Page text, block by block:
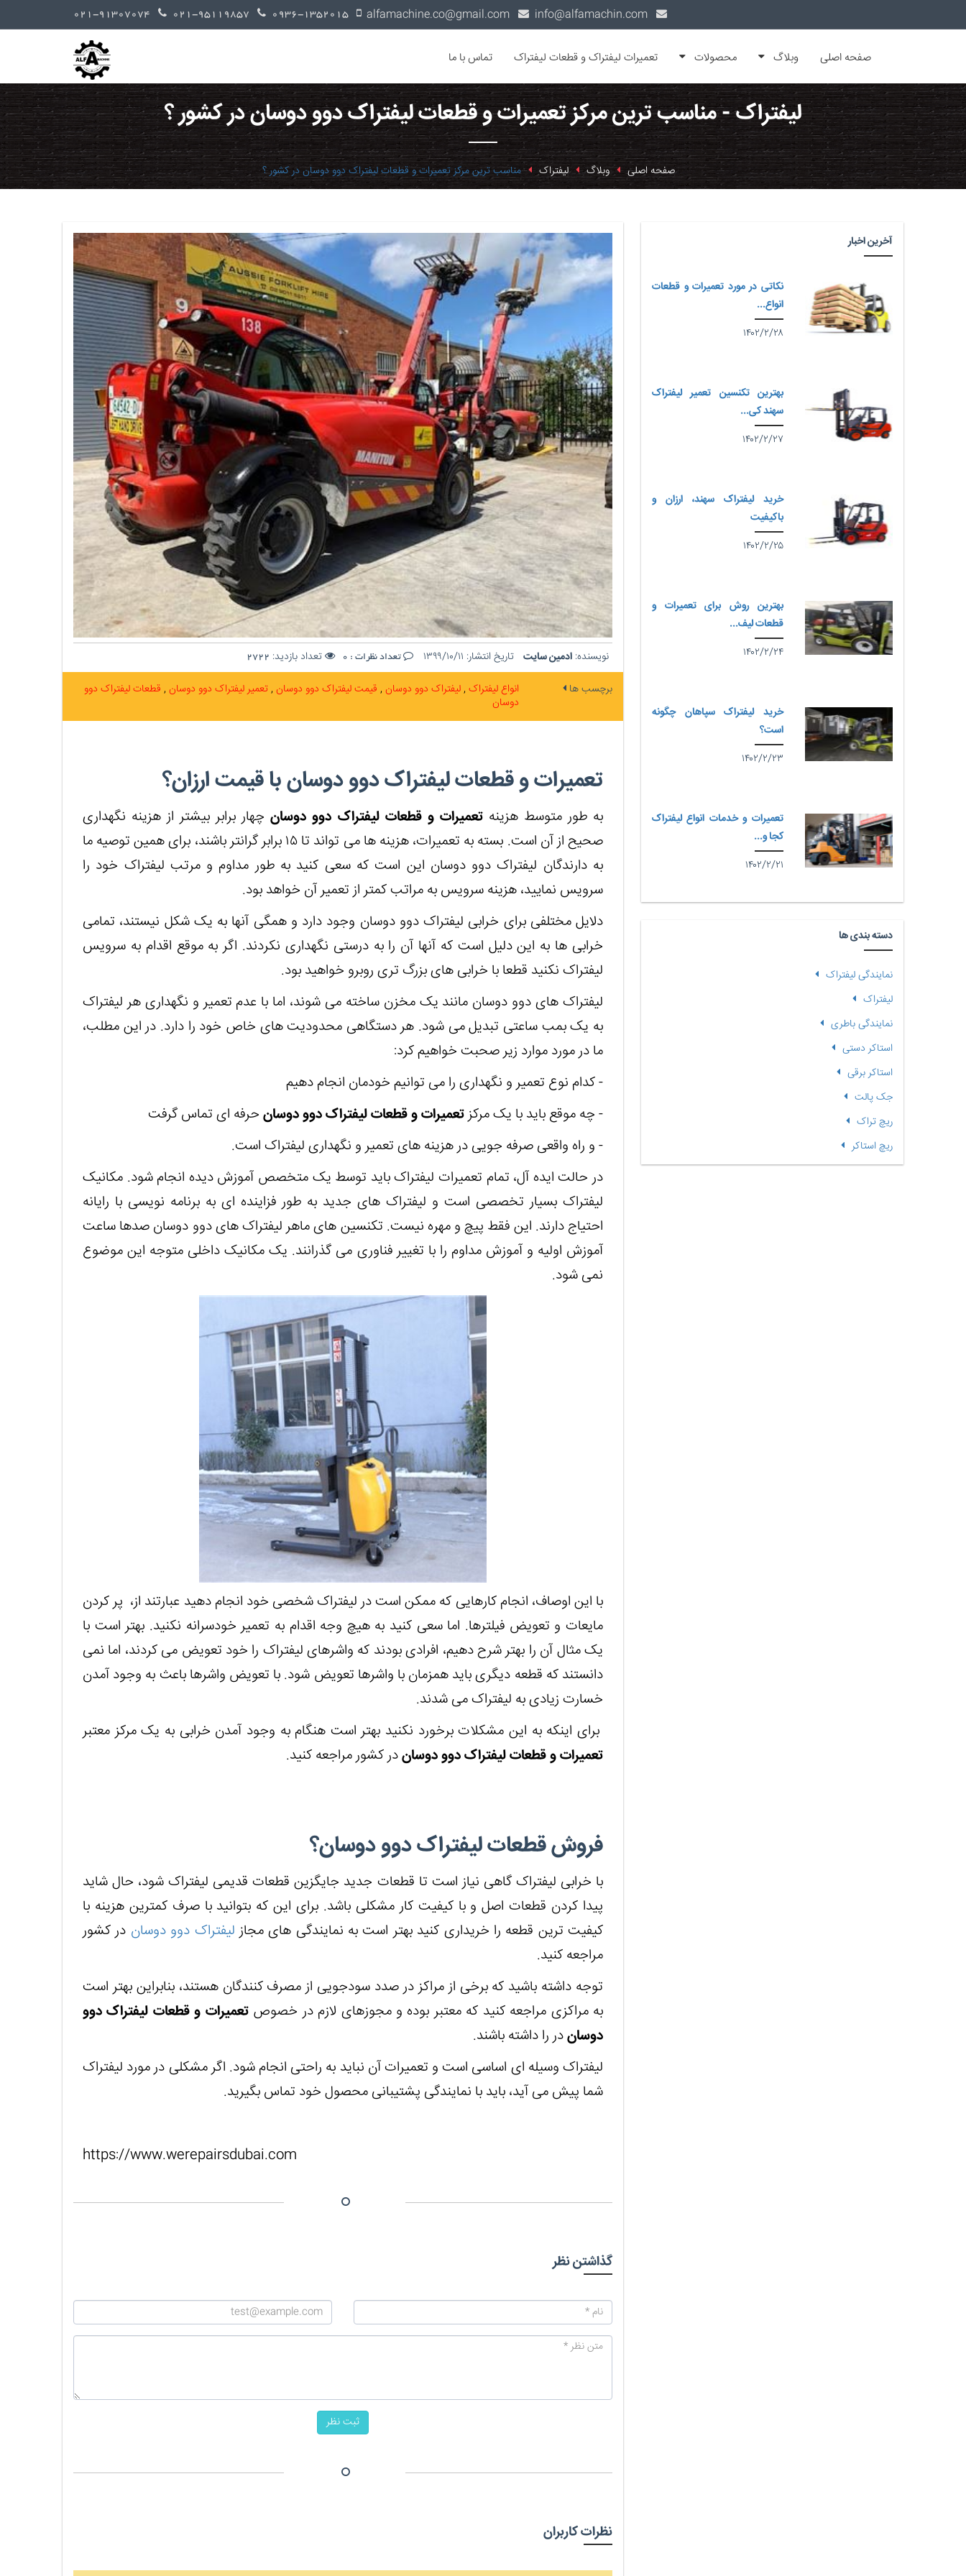
صفحه اصلی وبلاگ محصولات تعمیرات لیفتراک و قطعات لیفتراک تماس با ما
لیفتراک - مناسب ترین مرکز تعمیرات و قطعات لیفتراک دوو دوسان در کشور ؟
صفحه اصلی وبلاگ لیفتراک مناسب ترین مرکز تعمیرات و قطعات لیفتراک دوو دوسان در کشور ؟
نویسنده: ادمین سایت تاریخ انتشار: ۱۳۹۹/۱۰/۱۱ تعداد نظرات : 0 تعداد بازدید: 2722
برچسب ها انواع لیفتراک لیفتراک دوو دوسان قیمت لیفتراک دوو دوسان تعمیر لیفتراک دوو دوسان قطعات لیفتراک دوو
دوسان
تعمیرات و قطعات لیفتراک دوو دوسان با قیمت ارزان؟
به طور متوسط ​​هزینهتعمیرات و قطعات لیفتراک دوو دوسان چهار برابر بیشتر از هزینه نگهداری
صحیح از آن است. بسته به تعمیرات، هزینه ها می تواند تا ۱۵ برابر گرانتر باشند، برای همین توصیه ما
به دارندگان لیفتراک دوو دوسان این است که سعی کنید به طور مداوم و مرتب لیفتراک خود را
سرویس نمایید، هزینه سرویس به مراتب کمتر از تعمیر آن خواهد بود.
دلایل مختلفی برای خرابی لیفتراک دوو دوسان وجود دارد و همگی آنها به یک شکل نیستند، تمامی
خرابی ها به این دلیل است که آنها آن را به درستی نگهداری نکردند. اگر به موقع اقدام به سرویس
لیفتراک نکنید قطعا با خرابی های بزرگ تری روبرو خواهید بود.
لیفتراک های دوو دوسان مانند یک مخزن ساخته می شوند، اما با عدم تعمیر و نگهداری هر لیفتراک
به یک بمب ساعتی تبدیل می شود. هر دستگاهی محدودیت های خاص خود را دارد. در این مطلب،
ما در مورد موارد زیر صحبت خواهیم کرد:
- کدام نوع تعمیر و نگهداری را می توانیم خودمان انجام دهیم
- چه موقع باید با یک مرکزتعمیرات و قطعات لیفتراک دوو دوسانحرفه ای تماس گرفت
- و راه واقعی صرفه جویی در هزینه های تعمیر و نگهداری لیفتراک است.
در حالت ایده آل، تمام تعمیرات لیفتراک باید توسط یک متخصص آموزش دیده انجام شود. مکانیک
لیفتراک بسیار تخصصی است و لیفتراک های جدید به طور فزاینده ای به برنامه نویسی با رایانه
احتیاج دارند. این فقط پیچ و مهره نیست. تکنسین های ماهر لیفتراک های دوو دوسان صدها ساعت
آموزش اولیه و آموزش مداوم را با تغییر فناوری می گذرانند. یک مکانیک داخلی متوجه این موضوع
نمی شود.
با این اوصاف، انجام کارهایی که ممکن است در لیفتراک شخصی خود انجام دهید عبارتند از، پر کردن
مایعات و تعویض فیلترها. اما سعی کنید به هیچ وجه اقدام به تعمیر خودسرانه نکنید. بهتر است با
یک مثال آن را بهتر شرح دهیم، افرادی بودند که واشرهای لیفتراک را خود تعویض می کردند، اما نمی
دانستند که قطعه دیگری باید همزمان با واشرها تعویض شود. با تعویض واشرها باعث به وجود آمدن
خسارت زیادی به لیفتراک می شدند.
برای اینکه به این مشکلات برخورد نکنید بهتر است هنگام به وجود آمدن خرابی به یک مرکز معتبر
تعمیرات و قطعات لیفتراک دوو دوساندر کشور مراجعه کنید.
فروش قطعات لیفتراک دوو دوسان؟
با خرابی لیفتراک گاهی نیاز است تا قطعات جدید جایگزین قطعات قدیمی لیفتراک شود، حال شاید
پیدا کردن قطعات اصل و با کیفیت کار مشکلی باشد. برای این که بتوانید با صرف کمترین هزینه با
کیفیت ترین قطعه را خریداری کنید بهتر است به نمایندگی های مجازلیفتراک دوو دوسان در کشور
مراجعه کنید.
توجه داشته باشید که برخی از مراکز در صدد سودجویی از مصرف کنندگان هستند، بنابراین بهتر است
به مراکزی مراجعه کنید که معتبر بوده و مجوزهای لازم در خصوصتعمیرات و قطعات لیفتراک دوو
دوساندر را داشته باشند.
لیفتراک وسیله ای اساسی است و تعمیرات آن نباید به راحتی انجام شود. اگر مشکلی در مورد لیفتراک
شما پیش می آید، باید با نمایندگی پشتیبانی محصول خود تماس بگیرید.
https://www.werepairsdubai.com
گذاشتن نظر
ثبت نظر
نظرات کاربران
آخرین اخبار
نکاتی در مورد تعمیرات و قطعات
انواع...
۱۴۰۲/۲/۲۸
بهترین تکنسین تعمیر لیفتراک
سهند کی...
۱۴۰۲/۲/۲۷
خرید لیفتراک سهند، ارزان و
باکیفیت
۱۴۰۲/۲/۲۵
بهترین روش برای تعمیرات و
قطعات لیف...
۱۴۰۲/۲/۲۴
خرید لیفتراک سپاهان چگونه
است؟
۱۴۰۲/۲/۲۳
تعمیرات و خدمات انواع لیفتراک
کجا و...
۱۴۰۲/۲/۲۱
دسته بندی ها
نمایندگی لیفتراک
لیفتراک
نمایندگی باطری
استاکر دستی
استاکر برقی
جک پالت
ریچ تراک
ریچ استاکر